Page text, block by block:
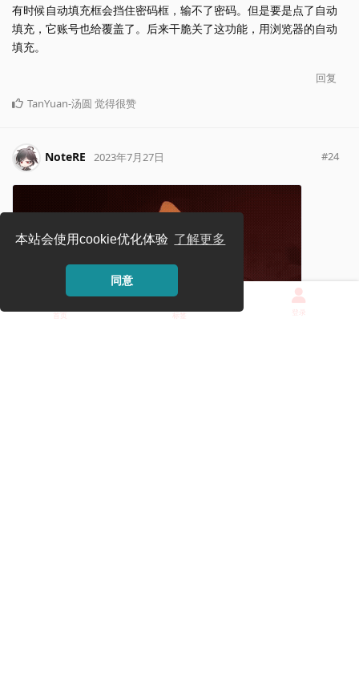
本站会使用cookie优化体验 了解更多
同意
有时候自动填充框会挡住密码框，输不了密码。但是要是点了自动
填充，它账号也给覆盖了。后来干脆关了这功能，用浏览器的自动
填充。
回复
TanYuan-汤圆 觉得很赞
NoteRE 2023年7月27日 #24
首页 标签 登录